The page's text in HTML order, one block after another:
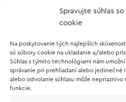
Spravujte súhlas
cookie
Na poskytovanie tých najlepších
sú súbory cookie na ukladanie a/alebo
Súhlas s týmito technológiami nám
správanie pri prehliadaní alebo jedinečné
alebo odvolanie súhlasu môže
funkcie.
Vernostný program
O NÁKUPE